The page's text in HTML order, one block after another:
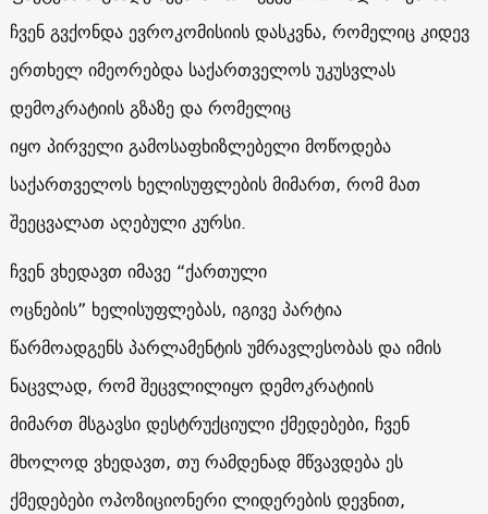
ჩვენ გვქონდა ევროკომისიის დასკვნა, რომელიც კიდევ
ერთხელ იმეორებდა საქართველოს უკუსვლას
დემოკრატიის გზაზე და რომელიც
იყო პირველი გამოსაფხიზლებელი მოწოდება
საქართველოს ხელისუფლების მიმართ, რომ მათ
შეეცვალათ აღებული კურსი.
ჩვენ ვხედავთ იმავე “ქართული
ოცნების” ხელისუფლებას, იგივე პარტია
წარმოადგენს პარლამენტის უმრავლესობას და იმის
ნაცვლად, რომ შეცვლილიყო დემოკრატიის
მიმართ მსგავსი დესტრუქციული ქმედებები, ჩვენ
მხოლოდ ვხედავთ, თუ რამდენად მწვავდება ეს
ქმედებები ოპოზიციონერი ლიდერების დევნით,